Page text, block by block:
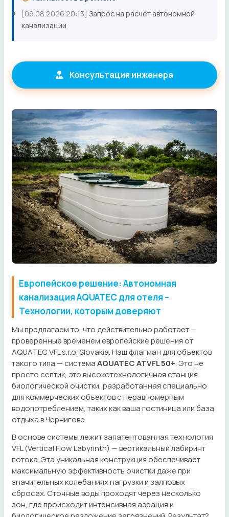
[06.08.2026 20:13] Запрос на расчет автономной
канализации
Консультация инженера
Европейское решение: Автономная
канализация AQUATEC для отеля –
Технологии, которым доверяют
Мы предлагаем то, что действительно работает —
проверенные временем европейские решения от
AQUATEC VFL s.r.o. Slovakia. Наш флагман для объектов
такого типа — системаAQUATEC ATVFL 50+. Это не
просто септик, это высокотехнологичная станция
биологической очистки, разработанная специально
для коммерческих объектов с неравномерным
водопотреблением, таких как ваша гостиница или база
отдыха в Чернигове.
В основе системы лежит запатентованная технология
VFL (Vertical Flow Labyrinth) — вертикальный лабиринт
потока. Эта уникальная конструкция обеспечивает
максимальную эффективность очистки даже при
значительных колебаниях нагрузки и залповых
сбросах. Сточные воды проходят через несколько
зон, где происходит интенсивная аэрация и